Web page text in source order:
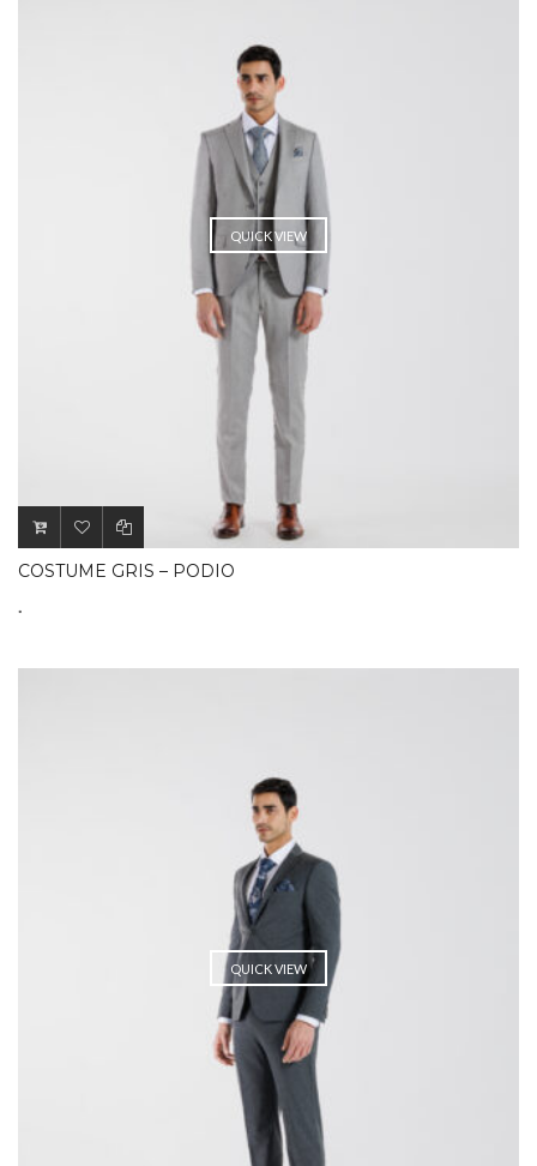
QUICK VIEW
COSTUME GRIS – PODIO
QUICK VIEW